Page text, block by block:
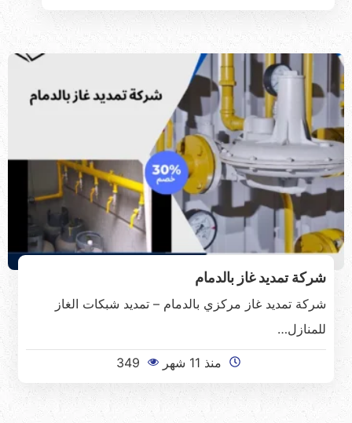
شركة تمديد غاز بالدمام
شركة تمديد غاز مركزي بالدمام – تمديد شبكات الغاز
للمنازل…
منذ 11 شهر 349